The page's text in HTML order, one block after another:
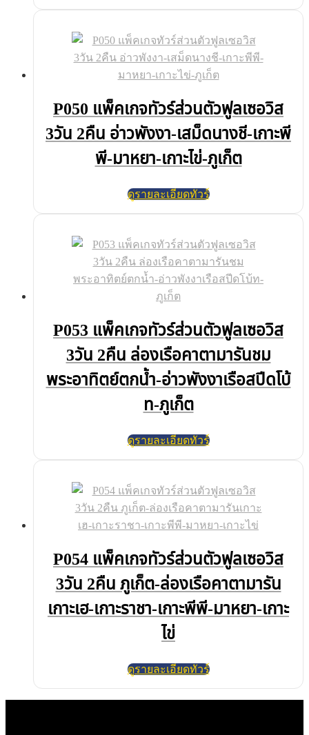
P050 แพ็คเกจทัวร์ส่วนตัวฟูลเซอวิส
3วัน 2คืน อ่าวพังงา-เสม็ดนางชี-เกาะพี
พี-มาหยา-เกาะไข่-ภูเก็ต
ดูรายละเอียดทัวร์
P053 แพ็คเกจทัวร์ส่วนตัวฟูลเซอวิส
3วัน 2คืน ล่องเรือคาตามารันชม
พระอาทิตย์ตกน้ำ-อ่าวพังงาเรือสปีดโบ้
ท-ภูเก็ต
ดูรายละเอียดทัวร์
P054 แพ็คเกจทัวร์ส่วนตัวฟูลเซอวิส
3วัน 2คืน ภูเก็ต-ล่องเรือคาตามารัน
เกาะเฮ-เกาะราชา-เกาะพีพี-มาหยา-เกาะ
ไข่
ดูรายละเอียดทัวร์